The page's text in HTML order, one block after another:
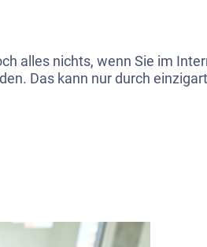
alles nichts, wenn Sie im
Das kann nur durch